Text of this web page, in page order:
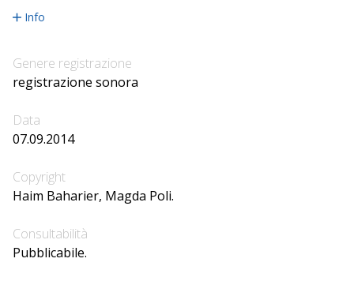
Info
Genere registrazione
registrazione sonora
Data
07.09.2014
Copyright
Haim Baharier, Magda Poli.
Consultabilità
Pubblicabile.